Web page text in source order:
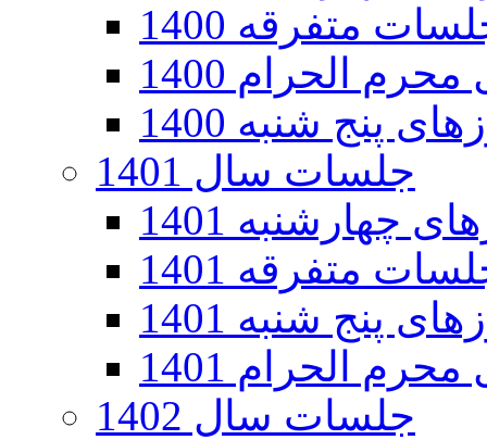
متفرقه 1400
الحرام 1400
پنج شنبه 1400
جلسات سال 1401
چهارشنبه 1401
متفرقه 1401
پنج شنبه 1401
الحرام 1401
جلسات سال 1402